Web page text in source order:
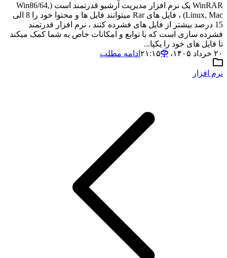
WinRAR یک نرم افزار مدیریت آرشیو قدرتمند است (Win86/64,
Linux, Mac) ، فایل های Rar میتوانند فایل ها و محتوا خود را 8 الی
15 درصد بیشتر از فایل های فشرده کنند ، نرم افزار قدرتمند
فشرده سازی است که با توابع و امکانات خاص به شما کمک میکند
تا فایل های خود را یکپا...
۲۰ خرداد ۱۴۰۵،‏ ۲۱:۱۵
ادامه مطلب
نرم افزار